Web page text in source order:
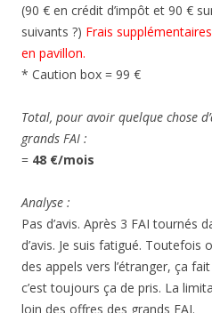
(90 € en crédit d’impôt et 90 €
suivants ?) Frais
en pavillon.
* Caution box = 99 €
Total, pour avoir quelque chose
grands FAI :
= 48 €/mois
Analyse :
Pas d’avis. Après 3 FAI tournés
d’avis. Je suis fatigué.
des appels vers l’étranger, ça
c’est toujours ça de pris. La
loin des offres des grands FAI.